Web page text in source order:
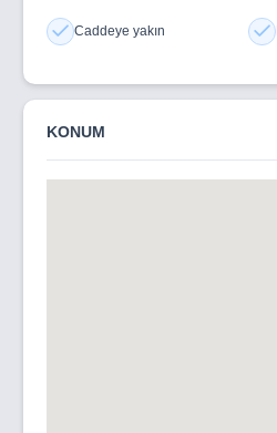
Caddeye yakın
KONUM